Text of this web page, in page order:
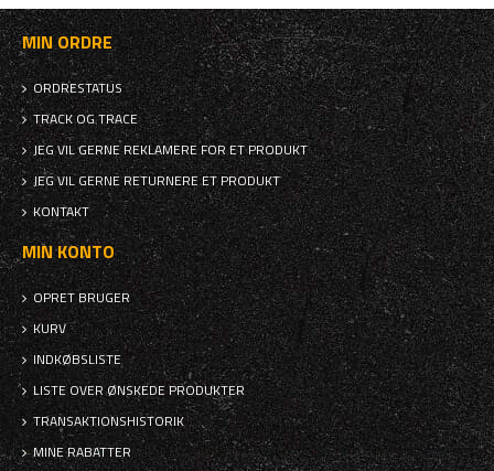
MIN ORDRE
ORDRESTATUS
TRACK OG TRACE
JEG VIL GERNE REKLAMERE FOR ET PRODUKT
JEG VIL GERNE RETURNERE ET PRODUKT
KONTAKT
MIN KONTO
OPRET BRUGER
KURV
INDKØBSLISTE
LISTE OVER ØNSKEDE PRODUKTER
TRANSAKTIONSHISTORIK
MINE RABATTER